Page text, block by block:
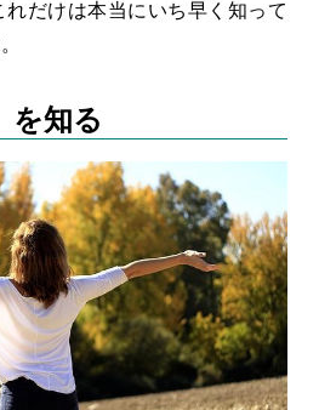
だけは本当にいち早く知って
を知る